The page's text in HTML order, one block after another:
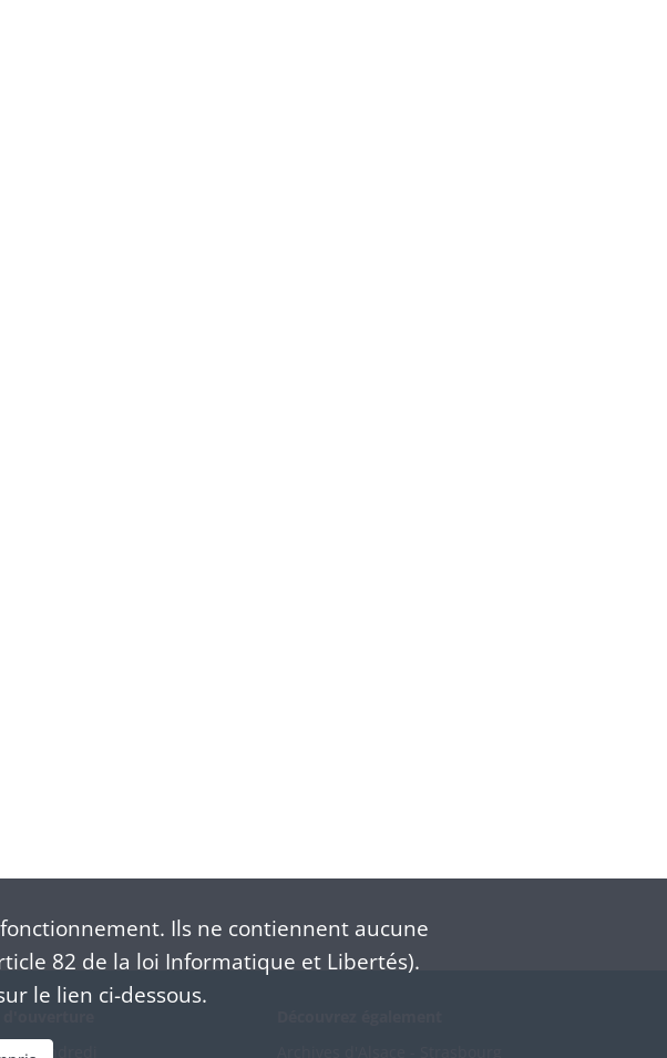
vendredi
Ils ne contiennent aucune
82 de la loi Informatique et Libertés).
le lien ci-dessous.